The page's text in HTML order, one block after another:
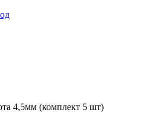
4,5мм (комплект 5 шт)